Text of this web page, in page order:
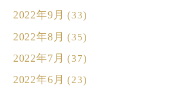
2022年9月 (33)
2022年8月 (35)
2022年7月 (37)
2022年6月 (23)